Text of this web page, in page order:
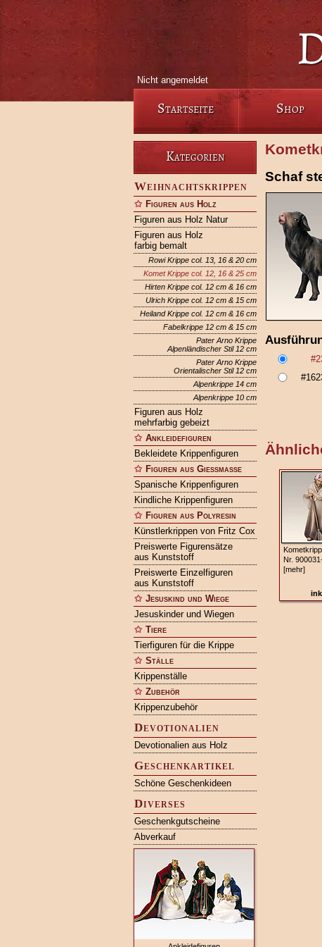
Nicht angemeldet
Startseite Shop
Kategorien
Weihnachtskrippen
Figuren aus Holz
Figuren aus Holz Natur
Figuren aus Holz
farbig bemalt
Rowi Krippe col. 13, 16 & 20 cm
Komet Krippe col. 12, 16 & 25 cm
Hirten Krippe col. 12 cm & 16 cm
Ulrich Krippe col. 12 cm & 15 cm
Heiland Krippe col. 12 cm & 16 cm
Fabelkrippe 12 cm & 15 cm
Pater Arno Krippe
Alpenländischer Stil 12 cm
Pater Arno Krippe
Orientalischer Stil 12 cm
Alpenkrippe 14 cm
Alpenkrippe 10 cm
Figuren aus Holz
mehrfarbig gebeizt
Ankleidefiguren
Bekleidete Krippenfiguren
Figuren aus Gießmasse
Spanische Krippenfiguren
Kindliche Krippenfiguren
Figuren aus Polyresin
Künstlerkrippen von Fritz Cox
Preiswerte Figurensätze
aus Kunststoff
Preiswerte Einzelfiguren
aus Kunststoff
Jesuskind und Wiege
Jesuskinder und Wiegen
Tiere
Tierfiguren für die Krippe
Ställe
Krippenställe
Zubehör
Krippenzubehör
Devotionalien
Devotionalien aus Holz
Geschenkartikel
Schöne Geschenkideen
Diverses
Geschenkgutscheine
Abverkauf
Schaf
Nr.
[mehr]